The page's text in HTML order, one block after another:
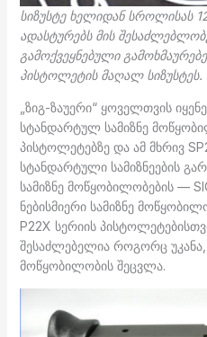
სიზუსტე ხელიდან სროლისას
ადასტურებს მის
გამოქვეყნებული
პისტოლეტის მაღალ სიზუსტეს.
„ზიგ-ზაუერი“ ყოველთვის
სტანდარტულ სამიზნე
პისტოლეტებზე და ამ მხრივ
სტანდარტული სამიზნეების
სამიზნე მოწყობილობების —
ნებისმიერი სამიზნე
P22X სერიის
შესაძლებელია როგორც უკანა,
მოწყობილობის შეცვლა.